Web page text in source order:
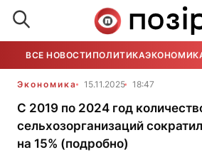
ВСЕ НОВОСТИ ПОЛИТИКА
Экономика 15.11.2025 18:47
С 2019 по 2024 год
сельхозорганизаций
на 15% (подробно)